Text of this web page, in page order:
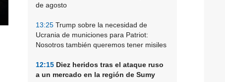
de agosto
13:25 Trump sobre la necesidad de
Ucrania de municiones para Patriot:
Nosotros también queremos tener misiles
12:15 Diez heridos tras el ataque ruso
a un mercado en la región de Sumy